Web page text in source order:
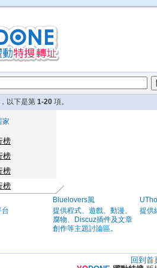
以下是第 1-20 項。
家
榜
榜
榜
榜
台
Bluelovers風
提供程式、遊戲、動漫、
腐物、Discuz插件及文章
創作等主題討論區。
提供
回到首